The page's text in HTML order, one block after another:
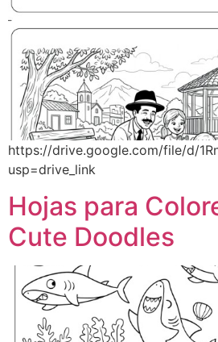
https://drive.google.com/file/d/
usp=drive_link
Hojas para
Cute Doodles